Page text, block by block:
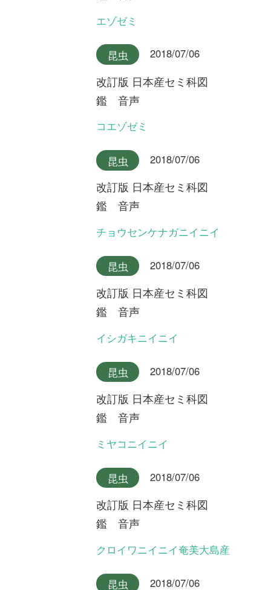
種・ゲイビゼキショウ
植物 FREE 2024/08/06
永田芳男さんの日本全
国花行脚
ランを探して ～鹿児島県屋
久島～
コース一覧 使い方ガイド
掲載図鑑一覧 よくある質問
質問・報告掲示板
有料会員利用規約｜お問い合わせ プライバ
シーについて
特定商取引法に基づく表示 ｜ 運営会社 ｜インプレスグル
ープ